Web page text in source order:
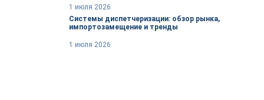
1 июля 2026
Системы диспетчеризации: обзор рынка,
импортозамещение и тренды
1 июля 2026